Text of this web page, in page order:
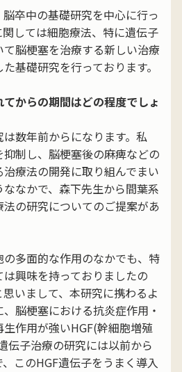
卒中の基礎研究を中心に行っ
しては細胞療法、特に遺伝子
脳梗塞を治療する新しい治療
基礎研究を行っております。
からの期間はどの程度でしょ
数年前からになります。私
制し、脳梗塞後の麻痺などの
療法の開発に取り組んでまい
なかで、森下先生から間葉系
の研究についてのご提案があ
多面的な作用のなかでも、特
興味を持っておりましたの
いまして、本研究に携わるよ
脳梗塞における抗炎症作用・
作用が強いHGF(幹細胞増殖
伝子治療の研究には以前から
このHGF遺伝子をうまく導入